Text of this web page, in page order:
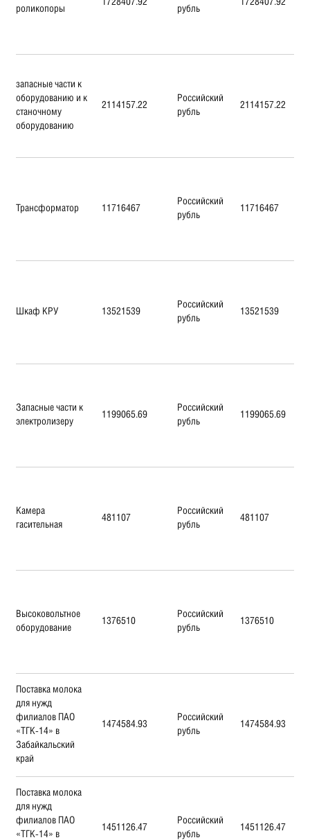
роликопоры рубль
запасные части к
оборудованию и к
станочному
оборудованию
2114157.22
Российский
рубль
2114157.22
Трансформатор 11716467
Российский
рубль
11716467
Шкаф КРУ 13521539
Российский
рубль
13521539
Запасные части к
электролизеру
1199065.69
Российский
рубль
1199065.69
Камера
гасительная
481107
Российский
рубль
481107
Высоковольтное
оборудование
1376510
Российский
рубль
1376510
Поставка молока
для нужд
филиалов ПАО
«ТГК-14» в
Забайкальский
край
1474584.93
Российский
рубль
1474584.93
Поставка молока
для нужд
филиалов ПАО
«ТГК-14» в
1451126.47
Российский
рубль
1451126.47